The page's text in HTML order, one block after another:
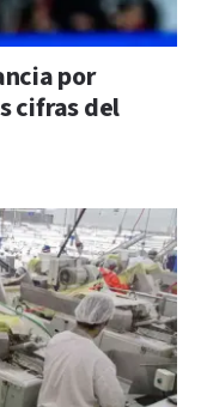
por
cifras del